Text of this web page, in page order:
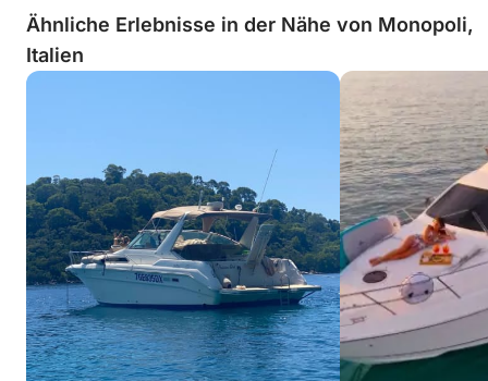
Ähnliche Erlebnisse in der Nähe von Monopoli,
Italien